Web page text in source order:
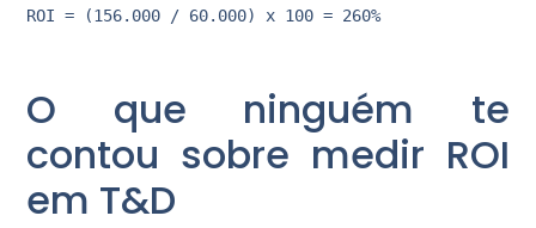
O que ninguém te
contou sobre medir ROI
em T&D